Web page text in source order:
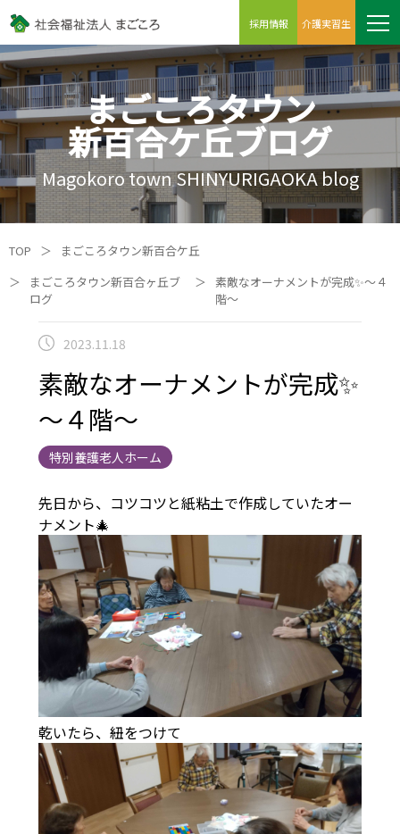
採用情報 介護実習生
まごころタウン
新百合ケ丘ブログ
Magokoro town SHINYURIGAOKA blog
TOP ＞
まごころタウン新百合ケ丘
＞
まごころタウン新百合ヶ丘ブ
ログ
＞ 素敵なオーナメントが完成✨～４
階～
2023.11.18
素敵なオーナメントが完成✨
～４階～
特別養護老人ホーム
先日から、コツコツと紙粘土で作成していたオー
ナメント🎄
乾いたら、紐をつけて